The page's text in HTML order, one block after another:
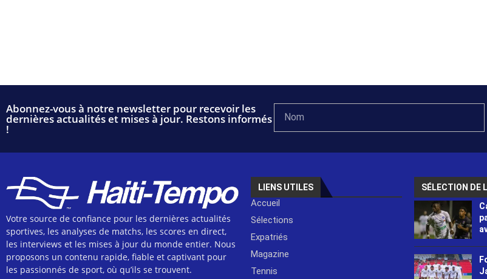
Abonnez-vous à notre newsletter pour recevoir les
dernières actualités et mises à jour. Restons informés
!
Votre source de confiance pour les dernières actualités
sportives, les analyses de matchs, les scores en direct,
les interviews et les mises à jour du monde entier. Nous
proposons un contenu rapide, fiable et captivant pour
les passionnés de sport, où qu’ils se trouvent.
LIENS UTILES
Accueil
Sélections
Expatriés
Magazine
Tennis
SÉLECTION DE